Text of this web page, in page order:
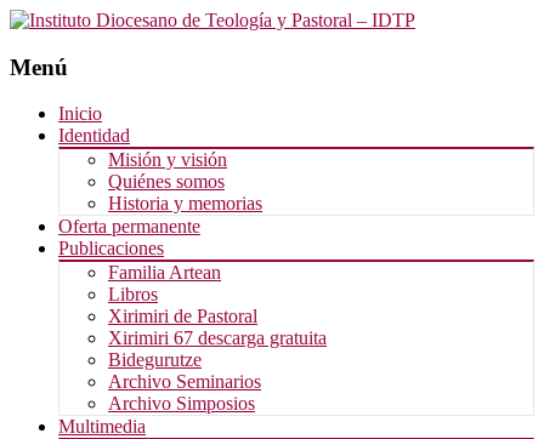
Menú
Saltar
contenido
Inicio
Identidad
Misión y visión
Quiénes somos
Historia y memorias
Oferta permanente
Publicaciones
Familia Artean
Libros
Xirimiri de Pastoral
Xirimiri 67 descarga gratuita
Bidegurutze
Archivo Seminarios
Archivo Simposios
Multimedia